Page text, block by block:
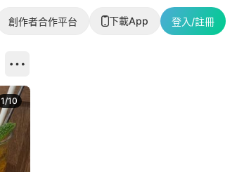
創作者合作平台 下載App 登入/註冊
1/10